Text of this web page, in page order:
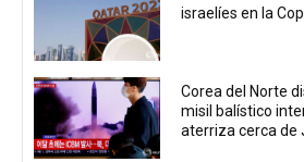
israelíes en la
Corea del Norte
misil balístico
aterriza cerca de